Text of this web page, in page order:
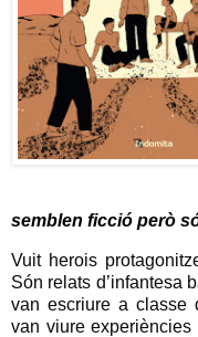
semblen ficció però
Vuit herois
Són relats d’infantesa
van escriure a classe
van viure